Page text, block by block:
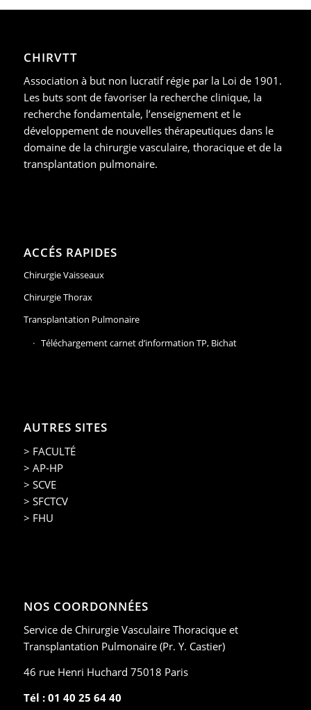
CHIRVTT
Association à but non lucratif régie par la Loi de 1901.
Les buts sont de favoriser la recherche clinique, la
recherche fondamentale, l’enseignement et le
développement de nouvelles thérapeutiques dans le
domaine de la chirurgie vasculaire, thoracique et de la
transplantation pulmonaire.
ACCÉS RAPIDES
Chirurgie Vaisseaux
Chirurgie Thorax
Transplantation Pulmonaire
Téléchargement carnet d’information TP, Bichat
AUTRES SITES
> FACULTÉ
> AP-HP
> SCVE
> SFCTCV
> FHU
NOS COORDONNÉES
Service de Chirurgie Vasculaire Thoracique et
Transplantation Pulmonaire (Pr. Y. Castier)
46 rue Henri Huchard 75018 Paris
Tél : 01 40 25 64 40